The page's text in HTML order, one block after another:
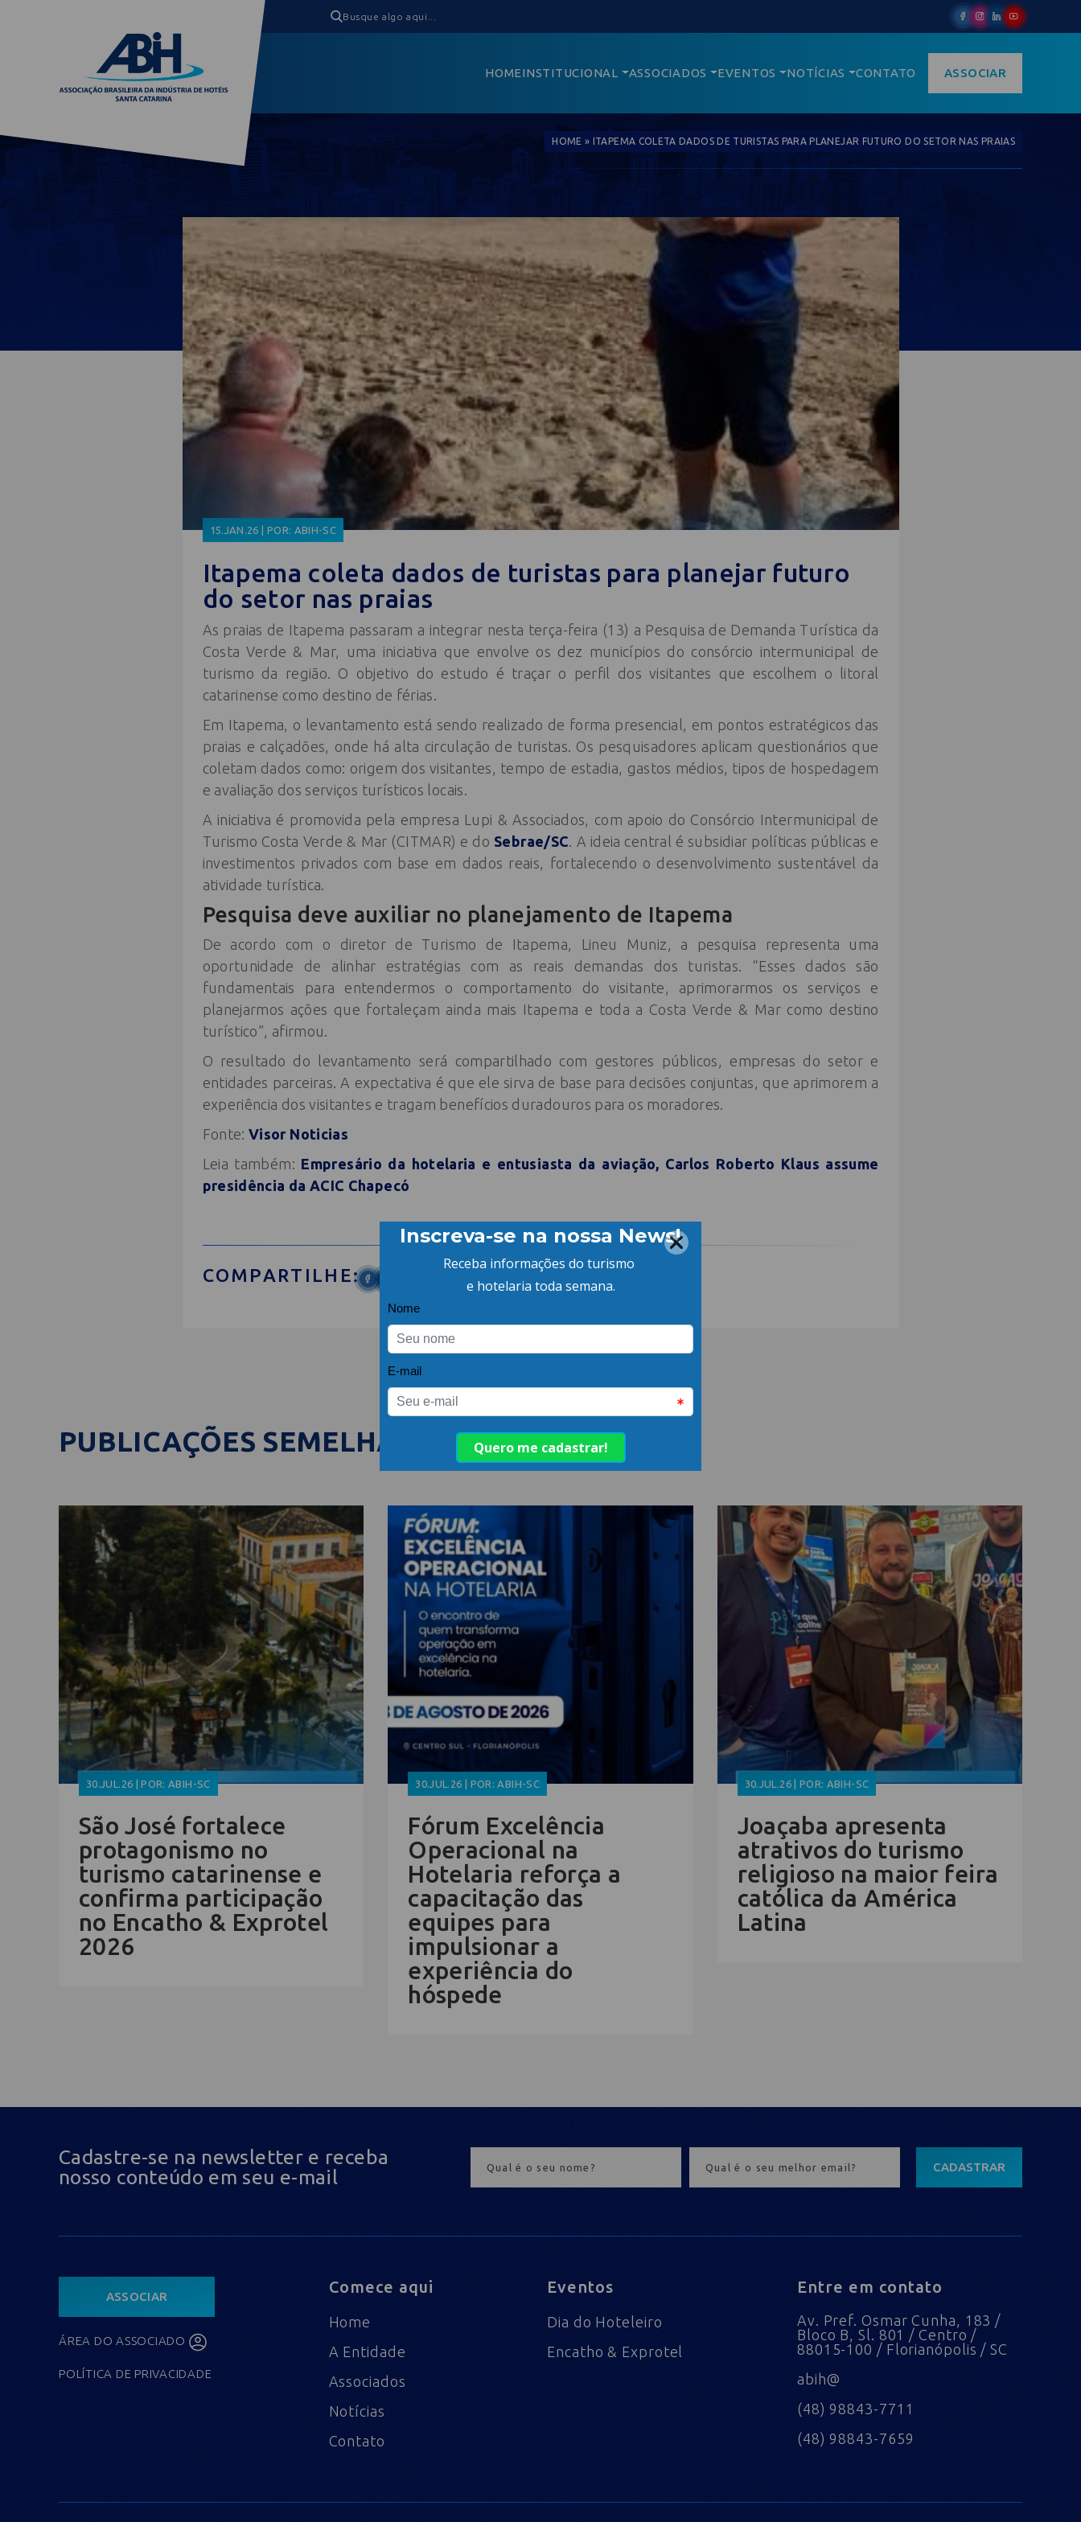
HOMEINSTITUCIONAL ASSOCIADOS EVENTOS NOTÍCIAS CONTATO ASSOCIAR
HOME » ITAPEMA COLETA DADOS DE TURISTAS PARA PLANEJAR FUTURO DO SETOR NAS PRAIAS
15.JAN.26 | POR: ABIH-SC
Itapema coleta dados de turistas para planejar futuro
do setor nas praias
As praias de Itapema passaram a integrar nesta terça-feira (13) a Pesquisa de Demanda Turística da
Costa Verde & Mar, uma iniciativa que envolve os dez municípios do consórcio intermunicipal de
turismo da região. O objetivo do estudo é traçar o perfil dos visitantes que escolhem o litoral
catarinense como destino de férias.
Em Itapema, o levantamento está sendo realizado de forma presencial, em pontos estratégicos das
praias e calçadões, onde há alta circulação de turistas. Os pesquisadores aplicam questionários que
coletam dados como: origem dos visitantes, tempo de estadia, gastos médios, tipos de hospedagem
e avaliação dos serviços turísticos locais.
A iniciativa é promovida pela empresa Lupi & Associados, com apoio do Consórcio Intermunicipal de
Turismo Costa Verde & Mar (CITMAR) e do Sebrae/SC. A ideia central é subsidiar políticas públicas e
investimentos privados com base em dados reais, fortalecendo o desenvolvimento sustentável da
atividade turística.
Pesquisa deve auxiliar no planejamento de Itapema
De acordo com o diretor de Turismo de Itapema, Lineu Muniz, a pesquisa representa uma
oportunidade de alinhar estratégias com as reais demandas dos turistas. “Esses dados são
fundamentais para entendermos o comportamento do visitante, aprimorarmos os serviços e
planejarmos ações que fortaleçam ainda mais Itapema e toda a Costa Verde & Mar como destino
turístico”, afirmou.
O resultado do levantamento será compartilhado com gestores públicos, empresas do setor e
entidades parceiras. A expectativa é que ele sirva de base para decisões conjuntas, que aprimorem a
experiência dos visitantes e tragam benefícios duradouros para os moradores.
Fonte:Visor Noticias
Leia também: Empresário da hotelaria e entusiasta da aviação, Carlos Roberto Klaus assume
presidência da ACIC Chapecó
COMPARTILHE:
PUBLICAÇÕES SEMELHANTES
30.JUL.26 | POR: ABIH-SC
São José fortalece
protagonismo no
turismo catarinense e
confirma participação
no Encatho & Exprotel
2026
30.JUL.26 | POR: ABIH-SC
Fórum Excelência
Operacional na
Hotelaria reforça a
capacitação das
equipes para
impulsionar a
experiência do
hóspede
30.JUL.26 | POR: ABIH-SC
Joaçaba apresenta
atrativos do turismo
religioso na maior feira
católica da América
Latina
Cadastre-se na newsletter e receba
nosso conteúdo em seu e-mail
CADASTRAR
ASSOCIAR
ÁREA DO ASSOCIADO
POLÍTICA DE PRIVACIDADE
Comece aqui
Home
A Entidade
Associados
Notícias
Contato
Eventos
Dia do Hoteleiro
Encatho & Exprotel
Entre em contato
Av. Pref. Osmar Cunha, 183 /
Bloco B, Sl. 801 / Centro /
88015-100 / Florianópolis / SC
abih@
(48) 98843-7711
(48) 98843-7659